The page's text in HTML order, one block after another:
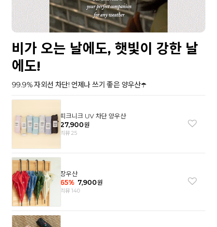
비가 오는 날에도, 햇빛이 강한 날
에도!
99.9% 자외선 차단! 언제나 쓰기 좋은 양우산☂️
피크니크 UV 차단 양우산
27,900원
리뷰 25
장우산
65% 7,900원
리뷰 140